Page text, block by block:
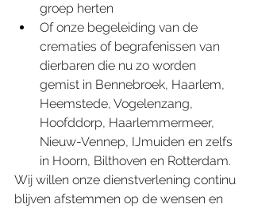
groep herten
Of onze begeleiding van de
crematies of begrafenissen van
dierbaren die nu zo worden
gemist in Bennebroek, Haarlem,
Heemstede, Vogelenzang,
Hoofddorp, Haarlemmermeer,
Nieuw-Vennep, IJmuiden en zelfs
in Hoorn, Bilthoven en Rotterdam.
Wij willen onze dienstverlening continu
blijven afstemmen op de wensen en